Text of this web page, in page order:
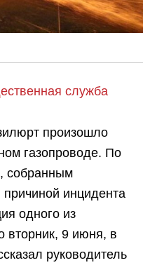
служба
произошло
газопроводе. По
собранным
инцидента
одного из
вторник, 9 июня, в
руководитель